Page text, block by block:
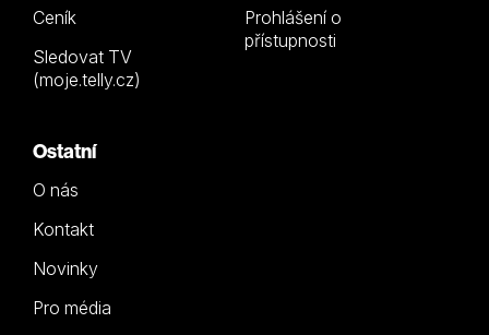
Ceník
Sledovat TV
(moje.telly.cz)
Prohlášení o
přístupnosti
Ostatní
O nás
Kontakt
Novinky
Pro média